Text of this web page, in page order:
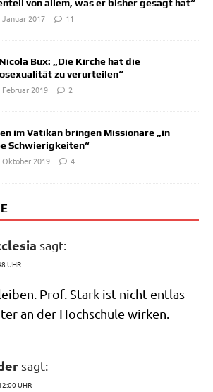
von allem, was er bisher gesagt hat“
Januar 2017
11
Bux: „Die Kirche hat die
zu verurteilen“
Februar 2019
2
im Vatikan bringen Missionare „in
Schwierigkeiten“
Oktober 2019
4
sagt:
UHR
Prof. Stark ist nicht ent­las­
an der Hoch­schu­le wirken.
sagt:
UHR